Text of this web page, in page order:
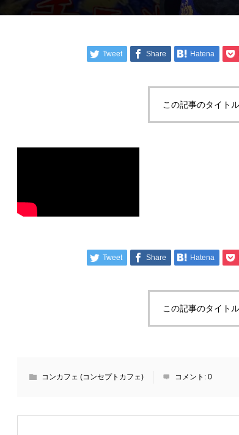
Tweet Share Hatena
この記事のタイト
Tweet Share Hatena
この記事のタイト
コンカフェ (コンセプトカフェ) コメント: 0